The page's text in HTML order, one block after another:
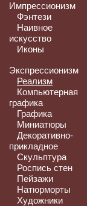
Импрессионизм
Фэнтези
Наивное
искусство
Иконы
Экспрессионизм
Реализм
Компьютерная
графика
Графика
Миниатюры
Декоративно-
прикладное
Скульптура
Роспись стен
Пейзажи
Натюрморты
Художники